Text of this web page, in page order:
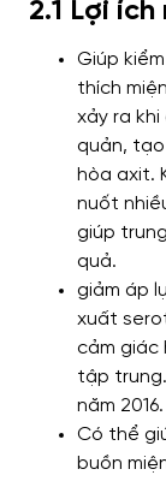
2.1 Lợi
Giúp
thích
xảy ra
quản,
hòa axit.
nuốt
giúp
quả.
giảm áp
xuất
cảm giác
tập
năm 2016.
Có thể
buồn